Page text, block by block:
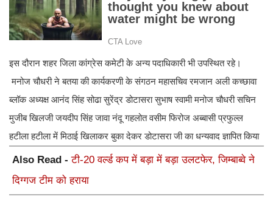
इस दौरान शहर जिला कांग्रेस कमेटी के अन्य पदाधिकारी भी उपस्थित रहे।
मनोज चौधरी ने बतया की कार्यकरणी के संगठन महासचिव रमजान अली कच्छावा
ब्लॉक अध्यक्ष आनंद सिंह सोढा सुरेंद्र डोटासरा सुभाष स्वामी मनोज चौधरी सचिन
मुजीब खिलजी जयदीप सिंह जावा नंदू गहलोत वसीम फिरोज अब्बासी प्रफुल्ल
हटीला हटीला में मिठाई खिलाकर बुका देकर डोटासरा जी का धन्यवाद ज्ञापित किया
Also Read -टी-20 वर्ल्ड कप में बड़ा में बड़ा उलटफेर, जिम्बाब्वे ने
दिग्गज टीम को हराया